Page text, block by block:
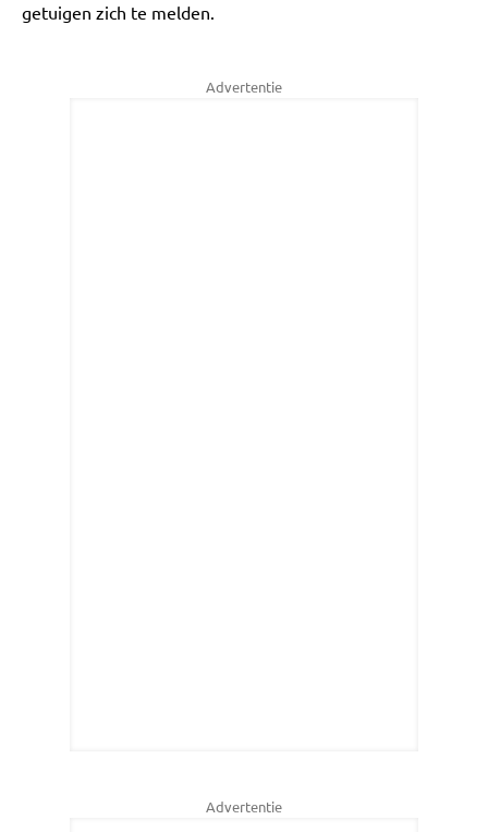
getuigen zich te melden.
Advertentie
Advertentie